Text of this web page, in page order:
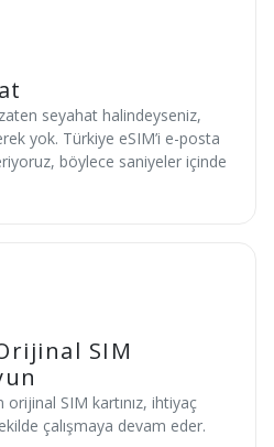
seyahat halindeyseniz,
yok. Türkiye eSIM’i e-posta
böylece saniyeler içinde
SIM
SIM kartınız, ihtiyaç
çalışmaya devam eder.